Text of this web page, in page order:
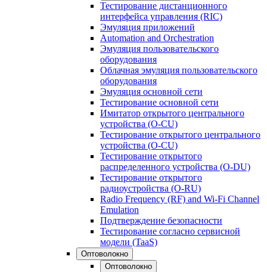
Тестирование дистанционного
интерфейса управления (RIC)
Эмуляция приложений
Automation and Orchestration
Эмуляция пользовательского
оборудования
Облачная эмуляция пользовательского
оборудования
Эмуляция основной сети
Тестирование основной сети
Имитатор открытого центрального
устройства (O-CU)
Тестирование открытого центрального
устройства (O-CU)
Тестирование открытого
распределенного устройства (O-DU)
Тестирование открытого
радиоустройства (O-RU)
Radio Frequency (RF) and Wi-Fi Channel
Emulation
Подтверждение безопасности
Тестирование согласно сервисной
модели (TaaS)
Оптоволокно
Оптоволокно